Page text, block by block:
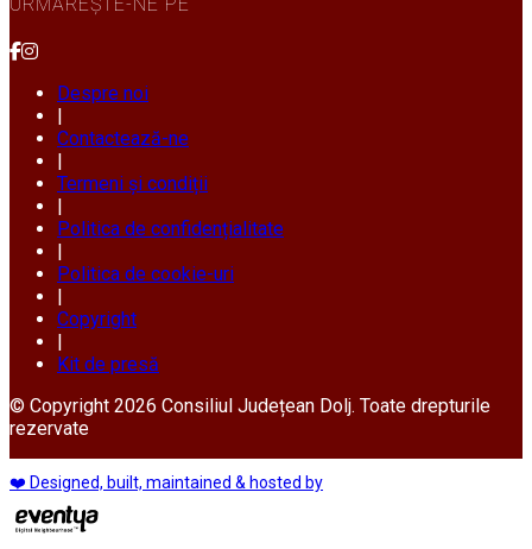
Despre noi
Contactează-ne
Termeni și condiții
Politica de confidențialitate
Politica de cookie-uri
Copyright
Kit de presă
© Copyright 2026 Consiliul Județean Dolj. Toate drepturile
rezervate
❤️ Designed, built, maintained & hosted by